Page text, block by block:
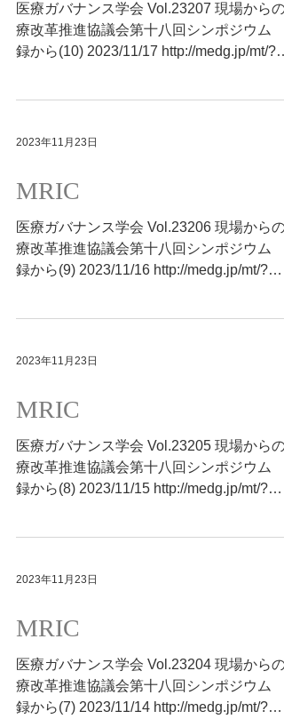
医療ガバナンス学会 Vol.23207 現場からの
療改革推進協議会第十八回シンポジウム
録から(10) 2023/11/17 http://medg.jp/mt/?
2023年11月23日
MRIC
医療ガバナンス学会 Vol.23206 現場からの
療改革推進協議会第十八回シンポジウム
録から(9) 2023/11/16 http://medg.jp/mt/?
2023年11月23日
MRIC
医療ガバナンス学会 Vol.23205 現場からの
療改革推進協議会第十八回シンポジウム
録から(8) 2023/11/15 http://medg.jp/mt/?
2023年11月23日
MRIC
医療ガバナンス学会 Vol.23204 現場からの
療改革推進協議会第十八回シンポジウム
録から(7) 2023/11/14 http://medg.jp/mt/?